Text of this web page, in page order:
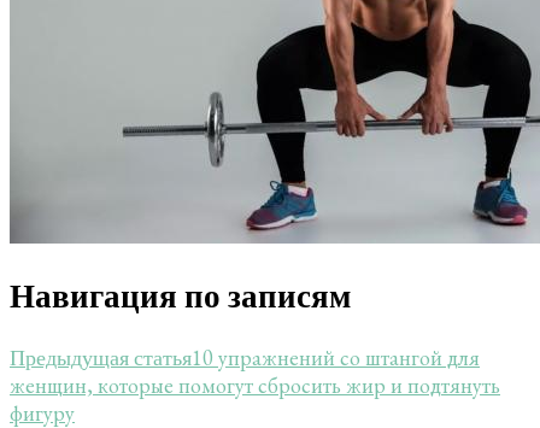
Навигация по записям
Предыдущая статья10 упражнений со штангой для
женщин, которые помогут сбросить жир и подтянуть
фигуру